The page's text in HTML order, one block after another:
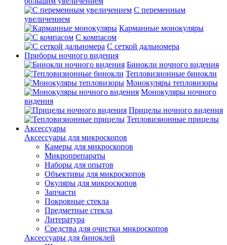
С переменным
увеличением
Карманные монокуляры
С компасом
С сеткой дальномера
Приборы ночного видения
Бинокли ночного видения
Тепловизионные бинокли
Монокуляры тепловизоры
Монокуляры ночного
видения
Прицелы ночного видения
Тепловизионные прицелы
Аксессуары
Аксессуары для микроскопов
Камеры для микроскопов
Микропрепараты
Наборы для опытов
Объективы для микроскопов
Окуляры для микроскопов
Запчасти
Покровные стекла
Предметные стекла
Литература
Средства для очистки микроскопов
Аксессуары для биноклей